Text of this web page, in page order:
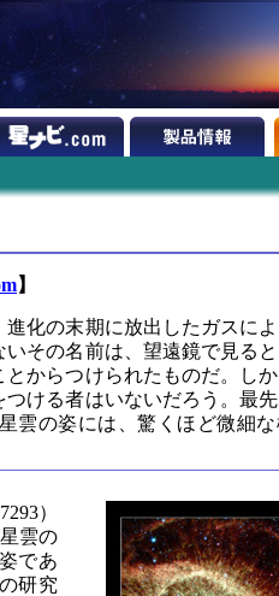
】
化の末期に放出したガスに
その名前は、望遠鏡で見る
からつけられたものだ。し
ける者はいないだろう。最
雲の姿には、驚くほど微細
）
雲の
であ
研究